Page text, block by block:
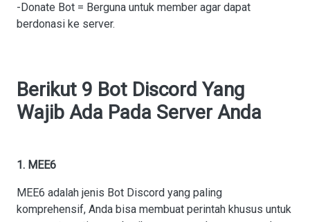
-Donate Bot = Berguna untuk member agar dapat
berdonasi ke server.
Berikut 9 Bot Discord Yang
Wajib Ada Pada Server Anda
1. MEE6
MEE6 adalah jenis Bot Discord yang paling
komprehensif, Anda bisa membuat perintah khusus untuk